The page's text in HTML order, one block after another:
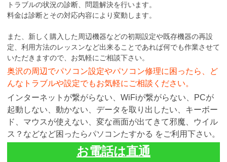
トラブルの状況の診断、問題解決を行います。
料金は診断とその対応内容により変動します。
また、新しく購入した周辺機器などの初期設定や既存機器の再設
定、利用方法のレッスンなど出来ることであれば何でも作業させて
いただきますので、お気軽にご相談下さい。
奥沢の周辺でパソコン設定やパソコン修理に困ったら、ど
んなトラブルや設定でもお気軽にご相談ください。
インターネットが繋がらない、WiFiが繋がらない、PCが
起動しない、動かない、データを取り出したい、キーボー
ド、マウスが使えない、変な画面が出てきて邪魔、ウイル
ス？などなど困ったらパソコンたすかる をご利用下さい。
お電話は直通